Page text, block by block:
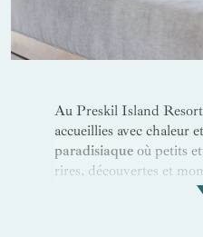
Au Preskil Island
accueillies avec chaleur
paradisiaque où petits
rires, découvertes et
Chaque journée offre